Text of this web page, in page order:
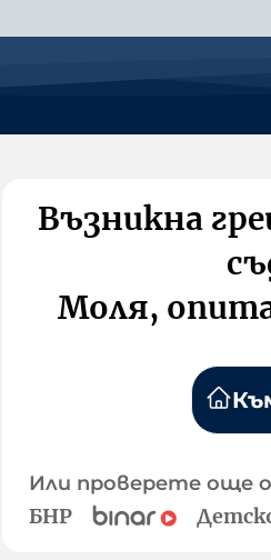
Възникна
Моля,
Или проверете още
БНР